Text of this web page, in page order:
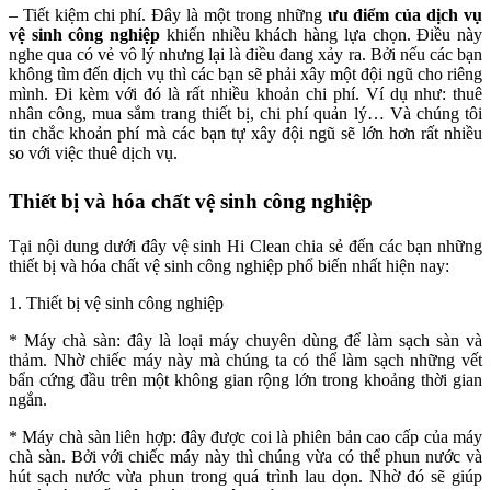
– Tiết kiệm chi phí. Đây là một trong những ưu điểm của dịch vụ
vệ sinh công nghiệp khiến nhiều khách hàng lựa chọn. Điều này
nghe qua có vẻ vô lý nhưng lại là điều đang xảy ra. Bởi nếu các bạn
không tìm đến dịch vụ thì các bạn sẽ phải xây một đội ngũ cho riêng
mình. Đi kèm với đó là rất nhiều khoản chi phí. Ví dụ như: thuê
nhân công, mua sắm trang thiết bị, chi phí quản lý… Và chúng tôi
tin chắc khoản phí mà các bạn tự xây đội ngũ sẽ lớn hơn rất nhiều
so với việc thuê dịch vụ.
Thiết bị và hóa chất vệ sinh công nghiệp
Tại nội dung dưới đây vệ sinh Hi Clean chia sẻ đến các bạn những
thiết bị và hóa chất vệ sinh công nghiệp phổ biến nhất hiện nay:
1. Thiết bị vệ sinh công nghiệp
* Máy chà sàn: đây là loại máy chuyên dùng để làm sạch sàn và
thảm. Nhờ chiếc máy này mà chúng ta có thể làm sạch những vết
bẩn cứng đầu trên một không gian rộng lớn trong khoảng thời gian
ngắn.
* Máy chà sàn liên hợp: đây được coi là phiên bản cao cấp của máy
chà sàn. Bởi với chiếc máy này thì chúng vừa có thể phun nước và
hút sạch nước vừa phun trong quá trình lau dọn. Nhờ đó sẽ giúp